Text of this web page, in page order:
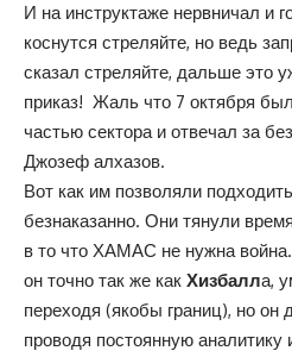
И на инструктаже нервничал и
коснутся стреляйте, но ведь
сказал стреляйте, дальше это
приказ! Жаль что 7 октября
частью сектора и отвечал за
Джозеф алхазов.
Вот как им позволяли
безнаказанно. Они тянули
в то что ХАМАС не нужна война.
он точно так же как Хизбалла,
переходя (якобы границ), но
проводя постоянную